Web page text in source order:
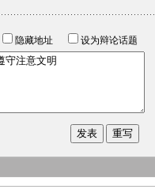
隐藏地址 设为辩论话题